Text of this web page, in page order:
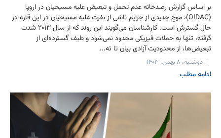
بر اساس گزارش رصدخانه عدم تحمل و تبعیض علیه مسیحیان در اروپا
(OIDAC)، موج جدیدی از جرایم ناشی از نفرت علیه مسیحیان در این قاره در
حال گسترش است. کارشناسان می‌گویند این روند که از سال ۲۰۱۳ شدت
گرفته، تنها به حملات فیزیکی محدود نمی‌شود و طیف گسترده‌ای از
تبعیض‌ها، از محدودیت آزادی بیان تا ته...
دوشنبه، ۸ بهمن، ۱۴۰۳
ادامه مطلب